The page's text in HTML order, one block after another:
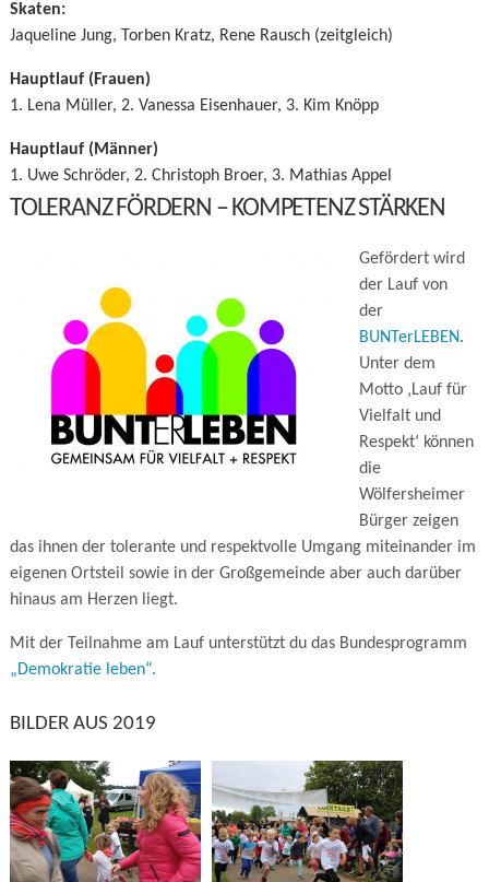
Skaten:
Jaqueline Jung, Torben Kratz, Rene Rausch (zeitgleich)
Hauptlauf (Frauen)
1. Lena Müller, 2. Vanessa Eisenhauer, 3. Kim Knöpp
Hauptlauf (Männer)
1. Uwe Schröder, 2. Christoph Broer, 3. Mathias Appel
TOLERANZ FÖRDERN – KOMPETENZ STÄRKEN
Gefördert wird
der Lauf von
der
BUNTerLEBEN.
Unter dem
Motto ‚Lauf für
Vielfalt und
Respekt‘ können
die
Wölfersheimer
Bürger zeigen
das ihnen der tolerante und respektvolle Umgang miteinander im
eigenen Ortsteil sowie in der Großgemeinde aber auch darüber
hinaus am Herzen liegt.
Mit der Teilnahme am Lauf unterstützt du das Bundesprogramm
„Demokratie leben“.
BILDER AUS 2019